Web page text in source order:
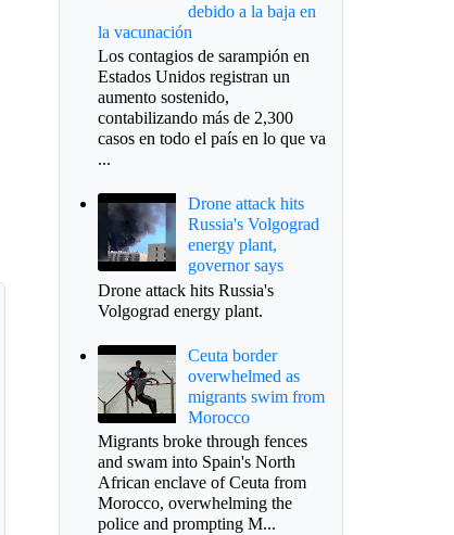
debido a la baja en
la vacunación
Los contagios de sarampión en
Estados Unidos registran un
aumento sostenido,
contabilizando más de 2,300
casos en todo el país en lo que va
...
Drone attack hits
Russia's Volgograd
energy plant,
governor says
Drone attack hits Russia's
Volgograd energy plant.
Ceuta border
overwhelmed as
migrants swim from
Morocco
Migrants broke through fences
and swam into Spain's North
African enclave of Ceuta from
Morocco, overwhelming the
police and prompting M...